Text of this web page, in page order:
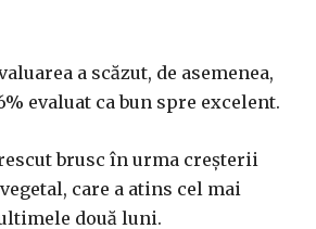
a scăzut, de asemenea,
evaluat ca bun spre excelent.
brusc în urma creșterii
care a atins cel mai
două luni.